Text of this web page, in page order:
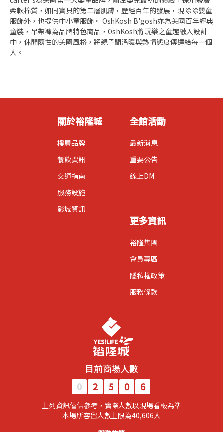
柔軟棉質，如同寶貝的第二層肌膚，歷經百年的發展，現除除嬰童
服飾外，也提供中小童服飾。 OshKosh B'gosh亦為美國百年經典
童裝，吊帶褲為品牌特色商品，OshKosh將玩樂之童趣融入設計
中，休閒隨性的美國風格，將親子間溫暖與熱情態度傳達給每一個
人。
關於裕隆城
樓層品牌
餐飲資訊
交通指南
服務設施
影城資訊
全館活動
最新消息
重要公告
線上DM
更多資訊
裕隆集團
會員專區
隱私權政策
服務條款
目前商場人數
0
2 5 0 6
上列資訊僅供參考，實際人數以現場看板為準
​本場所容留人數上限為40,606人​